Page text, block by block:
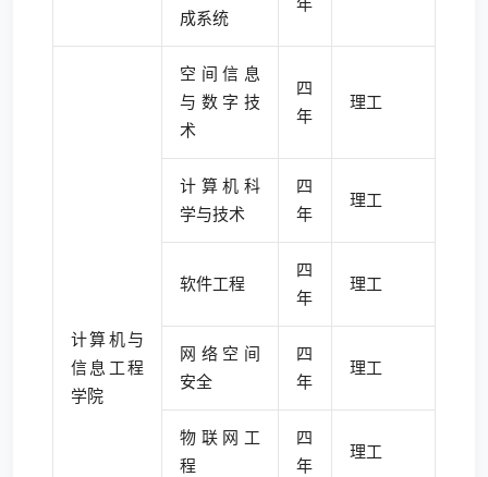
成系统
计算机与
信息工程
学院
空间信息
与数字技
术
四
年
理工
计算机科
学与技术
四
年
理工
软件工程
四
年
理工
网络空间
安全
四
年
理工
物联网工
程
四
年
理工